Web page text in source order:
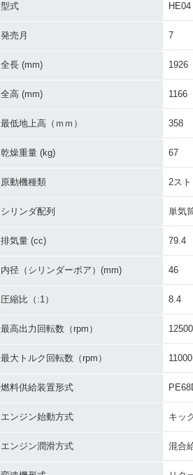
型式 HE04
発売月 7
全長 (mm) 1926
全高 (mm) 1166
最低地上高（ｍｍ） 358
乾燥重量 (kg) 67
原動機種類 2ス
シリンダ配列 単気
排気量 (cc) 79.4
内径（シリンダーボア）(mm) 46
圧縮比（:1） 8.4
最高出力回転数（rpm） 12500
最大トルク回転数（rpm） 11000
燃料供給装置形式
エンジン始動方式 キッ
エンジン潤滑方式 混合